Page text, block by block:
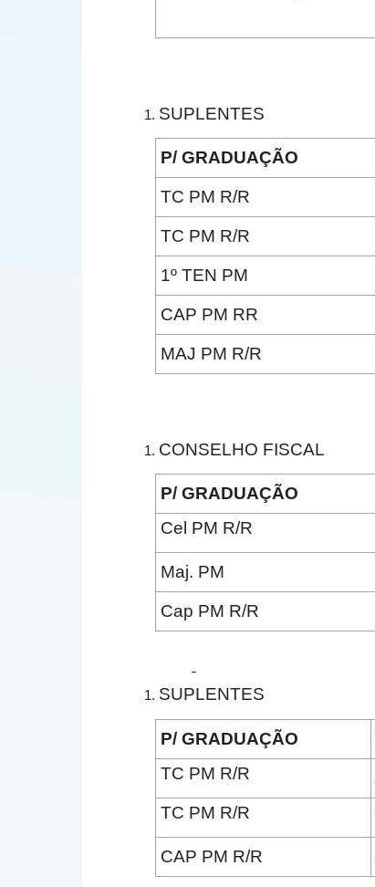
SUPLENTES
P/ GRADUAÇÃO
TC PM R/R
TC PM R/R
1º TEN PM
CAP PM RR
MAJ PM R/R
CONSELHO FISCAL
P/ GRADUAÇÃO
Cel PM R/R
Maj. PM
Cap PM R/R
SUPLENTES
P/ GRADUAÇÃO
TC PM R/R
TC PM R/R
CAP PM R/R